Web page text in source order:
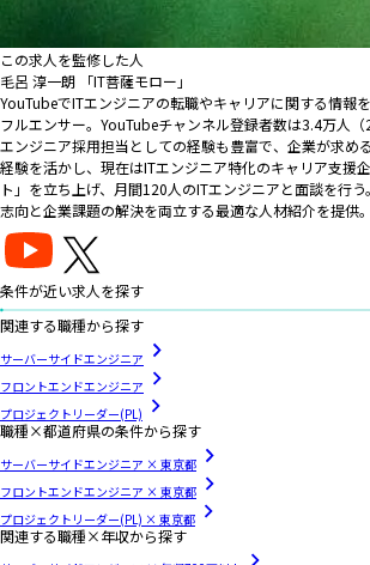
この求人を監修した人
毛呂 淳一朗 「IT菩薩モロー」
YouTubeでITエンジニアの転職やキャリアに関する情報
フルエンサー。YouTubeチャンネル登録者数は3.4万人（
エンジニア採用担当としての経験も豊富で、企業が求め
経験を活かし、現在はITエンジニア特化のキャリア支援
ト」を立ち上げ、月間120人のITエンジニアと面談を行
志向と企業課題の解決を両立する最適な人材紹介を提供。
条件が近い求人を探す
関連する職種から探す
サーバーサイドエンジニア
フロントエンドエンジニア
プロジェクトリーダー(PL)
職種×都道府県の条件から探す
サーバーサイドエンジニア × 東京都
フロントエンドエンジニア × 東京都
プロジェクトリーダー(PL) × 東京都
関連する職種×年収から探す